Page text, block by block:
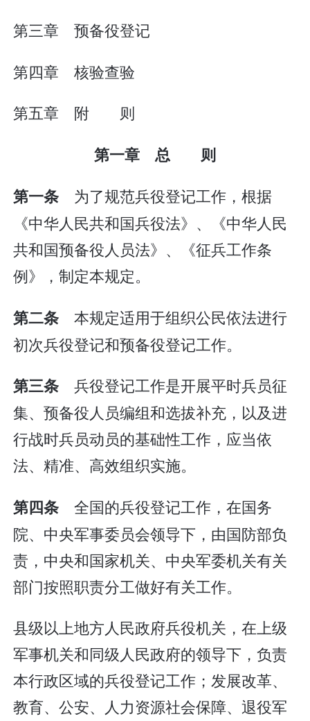
第三章 预备役登记
第四章 核验查验
第五章 附 则
第一章 总 则
第一条 为了规范兵役登记工作，根据
《中华人民共和国兵役法》、《中华人民
共和国预备役人员法》、《征兵工作条
例》，制定本规定。
第二条本规定适用于组织公民依法进行
初次兵役登记和预备役登记工作。
第三条兵役登记工作是开展平时兵员征
集、预备役人员编组和选拔补充，以及进
行战时兵员动员的基础性工作，应当依
法、精准、高效组织实施。
第四条全国的兵役登记工作，在国务
院、中央军事委员会领导下，由国防部负
责，中央和国家机关、中央军委机关有关
部门按照职责分工做好有关工作。
县级以上地方人民政府兵役机关，在上级
军事机关和同级人民政府的领导下，负责
本行政区域的兵役登记工作；发展改革、
教育、公安、人力资源社会保障、退役军